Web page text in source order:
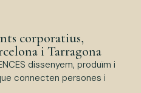
corporatius,
i Tarragona
dissenyem, produïm i
connecten persones i